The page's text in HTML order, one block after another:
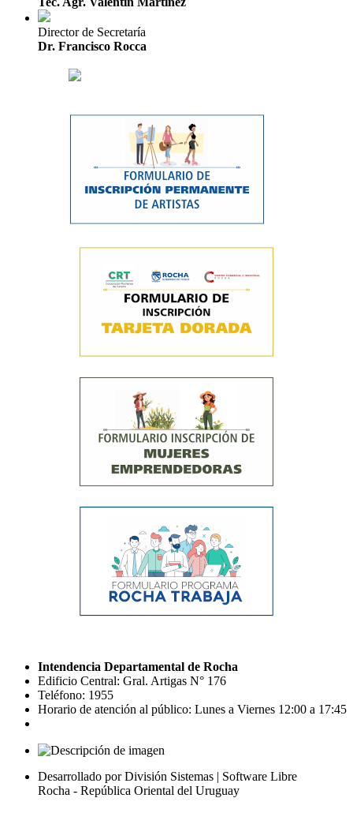
Director de Secretaría
Dr. Francisco Rocca
Intendencia Departamental de Rocha
Edificio Central: Gral. Artigas N° 176
Teléfono: 1955
Horario de atención al público: Lunes a Viernes 12:00 a 17:45
Desarrollado por División Sistemas | Software Libre
Rocha - República Oriental del Uruguay